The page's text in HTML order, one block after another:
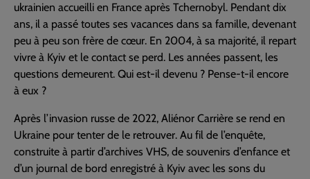
ukrainien accueilli en France après Tchernobyl. Pendant dix
ans, il a passé toutes ses vacances dans sa famille, devenant
peu à peu son frère de cœur. En 2004, à sa majorité, il repart
vivre à Kyiv et le contact se perd. Les années passent, les
questions demeurent. Qui est-il devenu ? Pense-t-il encore
à eux ?
Après l’invasion russe de 2022, Aliénor Carrière se rend en
Ukraine pour tenter de le retrouver. Au fil de l’enquête,
construite à partir d’archives VHS, de souvenirs d’enfance et
d’un journal de bord enregistré à Kyiv avec les sons du